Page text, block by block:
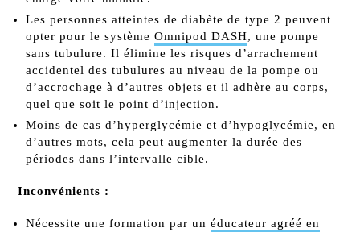
Les personnes atteintes de diabète de type 2 peuvent
opter pour le systèmeOmnipod DASH, une pompe
sans tubulure. Il élimine les risques d’arrachement
accidentel des tubulures au niveau de la pompe ou
d’accrochage à d’autres objets et il adhère au corps,
quel que soit le point d’injection.
Moins de cas d’hyperglycémie et d’hypoglycémie, en
d’autres mots, cela peut augmenter la durée des
périodes dans l’intervalle cible.
Inconvénients :
Nécessite une formation par unéducateur agréé en